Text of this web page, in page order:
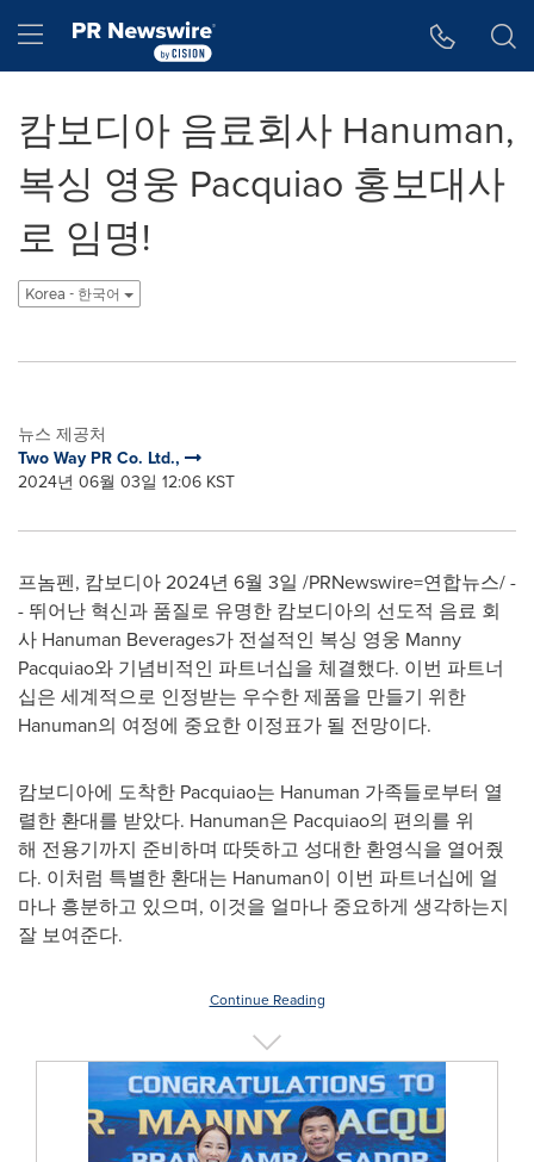
Hamburger menu
캄보디아 음료회사 Hanuman,
복싱 영웅 Pacquiao 홍보대사
로 임명!
Korea - 한국어
뉴스 제공처
Two Way PR Co. Ltd.,
2024년 06월 03일 12:06 KST
프놈펜, 캄보디아 2024년 6월 3일 /PRNewswire=연합뉴스/ -
- 뛰어난 혁신과 품질로 유명한 캄보디아의 선도적 음료 회
사 Hanuman Beverages가 전설적인 복싱 영웅 Manny
Pacquiao와 기념비적인 파트너십을 체결했다. 이번 파트너
십은 세계적으로 인정받는 우수한 제품을 만들기 위한
Hanuman의 여정에 중요한 이정표가 될 전망이다.
캄보디아에 도착한 Pacquiao는 Hanuman 가족들로부터 열
렬한 환대를 받았다. Hanuman은 Pacquiao의 편의를 위
해 전용기까지 준비하며 따뜻하고 성대한 환영식을 열어줬
다. 이처럼 특별한 환대는 Hanuman이 이번 파트너십에 얼
마나 흥분하고 있으며, 이것을 얼마나 중요하게 생각하는지
잘 보여준다.
Continue Reading